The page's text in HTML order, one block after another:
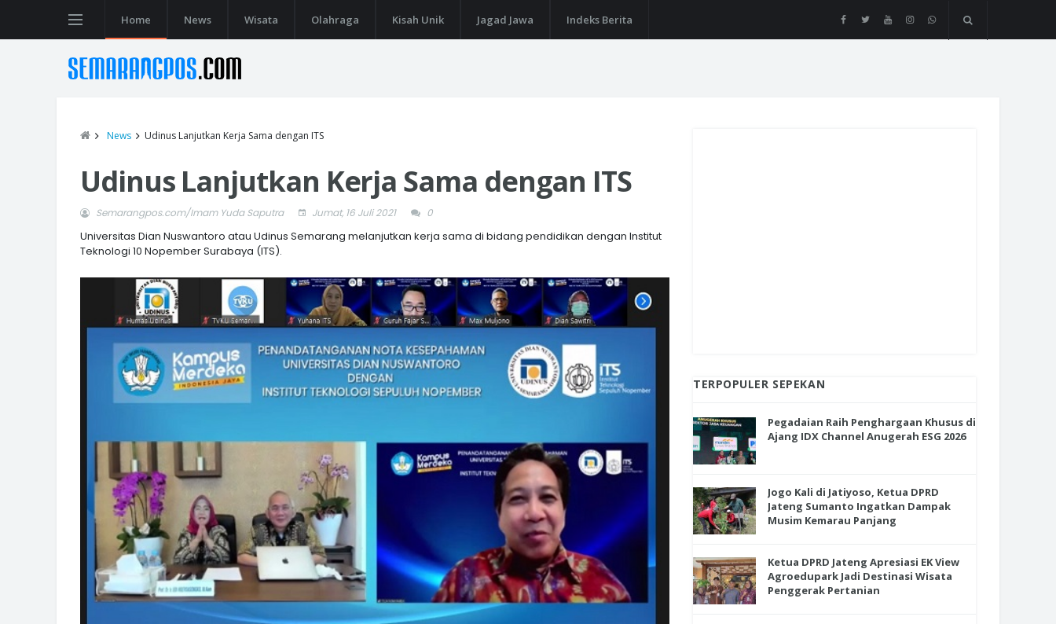
Home News Wisata Olahraga Kisah Unik Jagad Jawa Indeks Berita
News Udinus Lanjutkan Kerja Sama dengan ITS
Udinus Lanjutkan Kerja Sama dengan ITS
Semarangpos.com/Imam Yuda Saputra Jumat, 16 Juli 2021 0
Universitas Dian Nuswantoro atau Udinus Semarang melanjutkan kerja sama di bidang pendidikan dengan Institut
Teknologi 10 Nopember Surabaya (ITS).
TERPOPULER SEPEKAN
Pegadaian Raih Penghargaan Khusus di
Ajang IDX Channel Anugerah ESG 2026
Jogo Kali di Jatiyoso, Ketua DPRD
Jateng Sumanto Ingatkan Dampak
Musim Kemarau Panjang
Ketua DPRD Jateng Apresiasi EK View
Agroedupark Jadi Destinasi Wisata
Penggerak Pertanian